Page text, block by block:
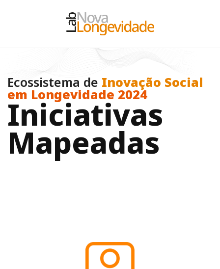
Ecossistema de Inovação Social
em Longevidade 2024
Iniciativas
Mapeadas